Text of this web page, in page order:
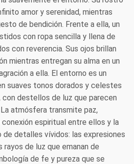
amor y serenidad, mientras
de bendición. Frente a ella, un
con ropa sencilla y llena de
con reverencia. Sus ojos brillan
mientras entregan su alma en un
a ella. El entorno es un
suaves tonos dorados y celestes
con destellos de luz que parecen
atmósfera transmite paz,
espiritual entre ellos y la
de detalles vívidos: las expresiones
rayos de luz que emanan de
de fe y pureza que se